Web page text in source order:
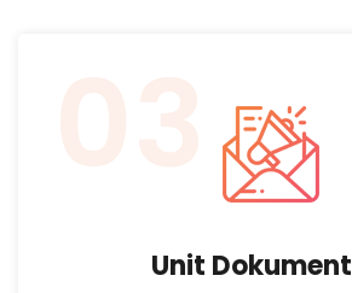
Unit